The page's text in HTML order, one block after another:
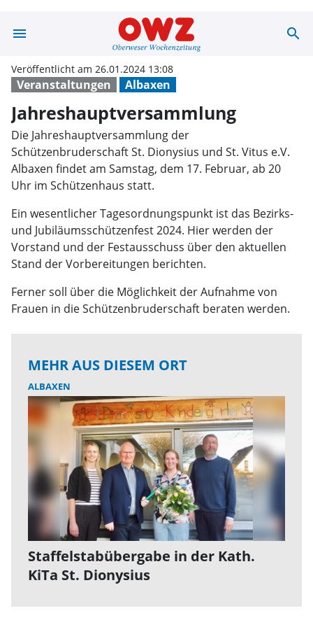
menu search
Veranstaltungen Albaxen
Veröffentlicht am 26.01.2024 13:08
Jahreshauptversammlung
Die Jahreshauptversammlung der
Schützenbruderschaft St. Dionysius und St. Vitus e.V.
Albaxen findet am Samstag, dem 17. Februar, ab 20
Uhr im Schützenhaus statt.
Ein wesentlicher Tagesordnungspunkt ist das Bezirks-
und Jubiläumsschützenfest 2024. Hier werden der
Vorstand und der Festausschuss über den aktuellen
Stand der Vorbereitungen berichten.
Ferner soll über die Möglichkeit der Aufnahme von
Frauen in die Schützenbruderschaft beraten werden.
MEHR AUS DIESEM ORT
ALBAXEN
Staffelstabübergabe in der Kath.
KiTa St. Dionysius